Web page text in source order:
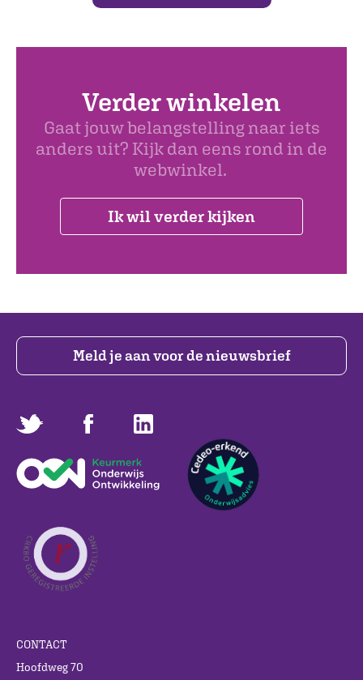
Verder winkelen
Gaat jouw belangstelling naar iets
anders uit? Kijk dan eens rond in de
webwinkel.
Ik wil verder kijken
Meld je aan voor de nieuwsbrief
CONTACT
Hoofdweg 70